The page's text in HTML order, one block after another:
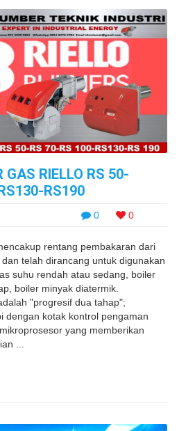
GAS RIELLO RS 50-
RS190
0 0
rentang pembakaran dari
telah dirancang untuk digunakan
suhu rendah atau sedang, boiler
boiler minyak diatermik.
"progresif dua tahap";
dengan kotak kontrol pengaman
yang memberikan
...